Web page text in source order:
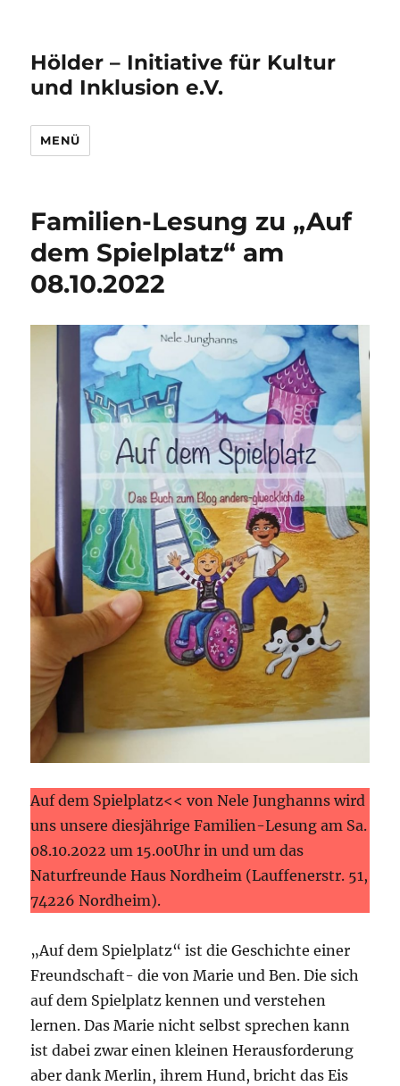
Hölder – Initiative für Kultur
und Inklusion e.V.
MENÜ
Familien-Lesung zu „Auf
dem Spielplatz“ am
08.10.2022
Auf dem Spielplatz<< von Nele Junghanns wird
uns unsere diesjährige Familien-Lesung am Sa.
08.10.2022 um 15.00Uhr in und um das
Naturfreunde Haus Nordheim (Lauffenerstr. 51,
74226 Nordheim).
„Auf dem Spielplatz“ ist die Geschichte einer
Freundschaft- die von Marie und Ben. Die sich
auf dem Spielplatz kennen und verstehen
lernen. Das Marie nicht selbst sprechen kann
ist dabei zwar einen kleinen Herausforderung
aber dank Merlin, ihrem Hund, bricht das Eis